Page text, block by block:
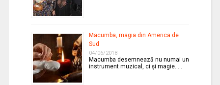
Macumba, magia din America de
Sud
04/06/2018
Macumba desemnează nu numai un
instrument muzical, ci și magie. …